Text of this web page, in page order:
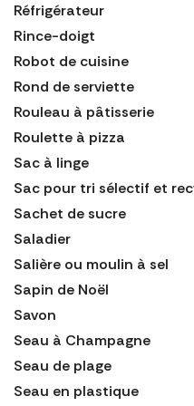
Réfrigérateur
Rince-doigt
Robot de cuisine
Rond de serviette
Rouleau à pâtisserie
Roulette à pizza
Sac à linge
Sac pour tri sélectif et
Sachet de sucre
Saladier
Salière ou moulin à sel
Sapin de Noël
Savon
Seau à Champagne
Seau de plage
Seau en plastique